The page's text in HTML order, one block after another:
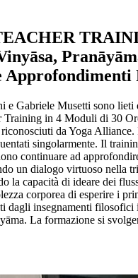
Approfondimenti
e Gabriele Musetti sono
Training in 4 Moduli di 30
da Yoga
singolarmente. Il
continuare ad
un dialogo virtuoso nella
la capacità di ideare dei
corporea di esperire i
dagli insegnamenti filosofici
La formazione si